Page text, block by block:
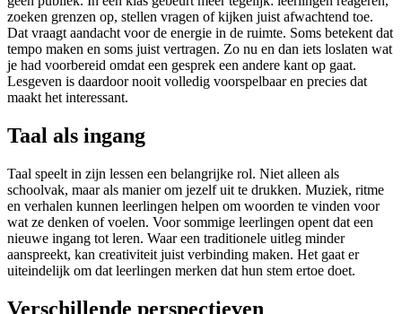
zoeken grenzen op, stellen vragen of kijken juist afwachtend toe.
Dat vraagt aandacht voor de energie in de ruimte. Soms betekent dat
tempo maken en soms juist vertragen. Zo nu en dan iets loslaten wat
je had voorbereid omdat een gesprek een andere kant op gaat.
Lesgeven is daardoor nooit volledig voorspelbaar en precies dat
maakt het interessant.
Taal als ingang
Taal speelt in zijn lessen een belangrijke rol. Niet alleen als
schoolvak, maar als manier om jezelf uit te drukken. Muziek, ritme
en verhalen kunnen leerlingen helpen om woorden te vinden voor
wat ze denken of voelen. Voor sommige leerlingen opent dat een
nieuwe ingang tot leren. Waar een traditionele uitleg minder
aanspreekt, kan creativiteit juist verbinding maken. Het gaat er
uiteindelijk om dat leerlingen merken dat hun stem ertoe doet.
Verschillende perspectieven